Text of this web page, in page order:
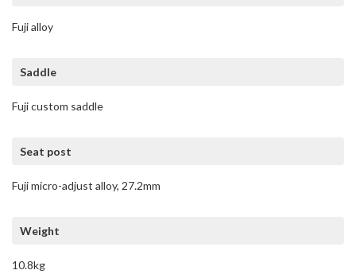
Fuji alloy
Saddle
Fuji custom saddle
Seat post
Fuji micro-adjust alloy, 27.2mm
Weight
10.8kg